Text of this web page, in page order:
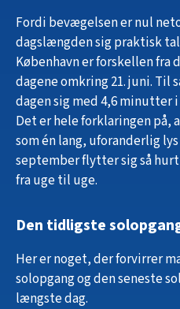
Fordi bevægelsen er nul
dagslængden sig praktisk
København er forskellen fra
dagene omkring 21. juni.
dagen sig med 4,6 minutter
Det er hele forklaringen på,
som én lang, uforanderlig
september flytter sig så
fra uge til uge.
Den tidligste
Her er noget, der forvirrer
solopgang og den seneste
længste dag.